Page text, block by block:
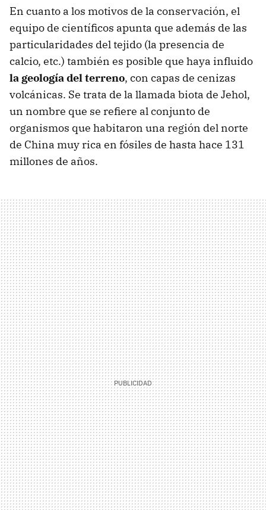
En cuanto a los motivos de la conservación, el
equipo de científicos apunta que además de las
particularidades del tejido (la presencia de
calcio, etc.) también es posible que haya influido
la geología del terreno, con capas de cenizas
volcánicas. Se trata de la llamada biota de Jehol,
un nombre que se refiere al conjunto de
organismos que habitaron una región del norte
de China muy rica en fósiles de hasta hace 131
millones de años.